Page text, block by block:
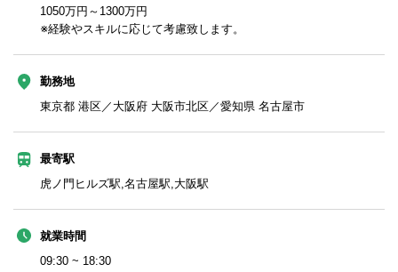
1050万円～1300万円
※経験やスキルに応じて考慮致します。
勤務地
東京都 港区／大阪府 大阪市北区／愛知県 名古屋市
最寄駅
虎ノ門ヒルズ駅,名古屋駅,大阪駅
就業時間
09:30 ~ 18:30